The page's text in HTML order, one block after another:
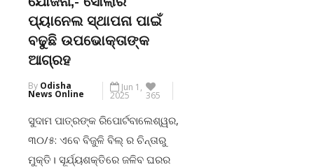
ଗାଧୋଇବା ବେଳେ ୩ଜଣ ପର୍ଯ୍ୟଟକ
ବୁଡିଯାଇଥିଲେ । ଖବର ପାଇ ସ୍ଥାନୀୟ
ପ୍ରଶାସନ ପର‌୍ୟ୍ୟଟକଙ୍କୁ ଉଦ୍ଧାର
ପାଇଁ ସ୍ପିଡ ବୋଟ ପଠାଇଥିଲା ।
ଉଦ୍ଧାରକାରି ଟିମ […]
CONTINUE READING
ପ୍ୟାନେଲ ସ୍ଥାପନା ପାଇଁ
ବଢୁଛି ଉପଭୋକ୍ତାଙ୍କ
ଆଗ୍ରହ
By Odisha
News Online
Jun 1,
2025 365
ସୁଦାମ ପାତ୍ରଙ୍କ ରିପୋର୍ଟବାଲେଶ୍ୱର,
୩୦/୫: ଏବେ ବିଜୁଳି ବିଲ୍ ର ଚିନ୍ତାରୁ
ମୁକ୍ତି। ସୂର୍ଯ୍ୟଶକ୍ତିରେ ଜଳିବ ଘରର